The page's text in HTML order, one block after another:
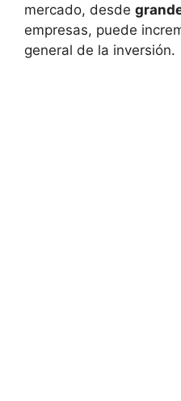
mercado, ⁣desde
empresas, puede
general de la inversión.